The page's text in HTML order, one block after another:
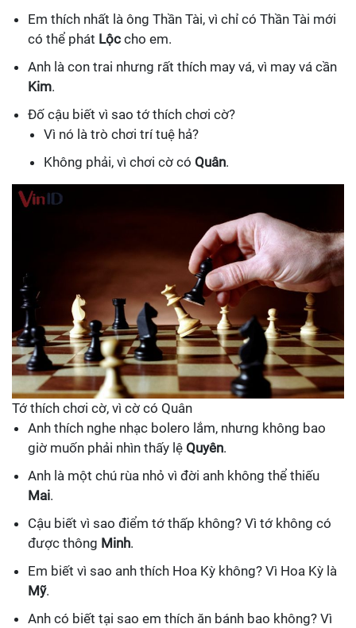
Em thích nhất là ông Thần Tài, vì chỉ có Thần Tài mới
có thể phát Lộc cho em.
Anh là con trai nhưng rất thích may vá, vì may vá cần
Kim.
Đố cậu biết vì sao tớ thích chơi cờ?
Vì nó là trò chơi trí tuệ hả?
Không phải, vì chơi cờ có Quân.
Tớ thích chơi cờ, vì cờ có Quân
Anh thích nghe nhạc bolero lắm, nhưng không bao
giờ muốn phải nhìn thấy lệ Quyên.
Anh là một chú rùa nhỏ vì đời anh không thể thiếu
Mai.
Cậu biết vì sao điểm tớ thấp không? Vì tớ không có
được thông Minh.
Em biết vì sao anh thích Hoa Kỳ không? Vì Hoa Kỳ là
Mỹ.
Anh có biết tại sao em thích ăn bánh bao không? Vì